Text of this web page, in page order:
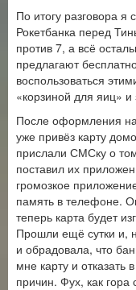
По итогу разговора
Рокетбанка перед
против 7, а всё
предлагают
воспользоваться
«корзиной для яиц» и
После оформления
уже привёз карту
прислали СМСку о
поставил их
громозкое
память в телефоне.
теперь карта будет
Прошли ещё сутки и,
и обрадовала, что
мне карту и отказать
причин. Фух, как гора